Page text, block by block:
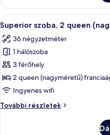
méretű)
franciaágy
(extra
méretű)
franciaágy
további
részletei
A
következő
szoba
összes
képének
megtekintése:
Superior
2
8
Superior szoba, 2 queen
36 négyzetméter
1 hálószoba
3 férőhely
2 queen (nagyméretű)
Ingyenes wifi
További részletek
Superior